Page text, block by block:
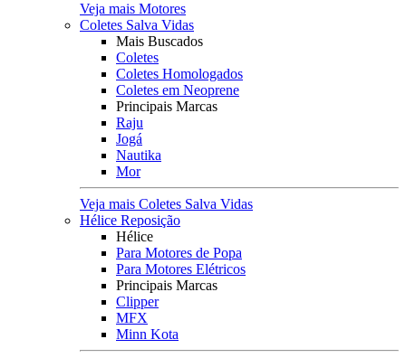
Veja mais Motores
Coletes Salva Vidas
Mais Buscados
Coletes
Coletes Homologados
Coletes em Neoprene
Principais Marcas
Raju
Jogá
Nautika
Mor
Veja mais Coletes Salva Vidas
Hélice Reposição
Hélice
Para Motores de Popa
Para Motores Elétricos
Principais Marcas
Clipper
MFX
Minn Kota